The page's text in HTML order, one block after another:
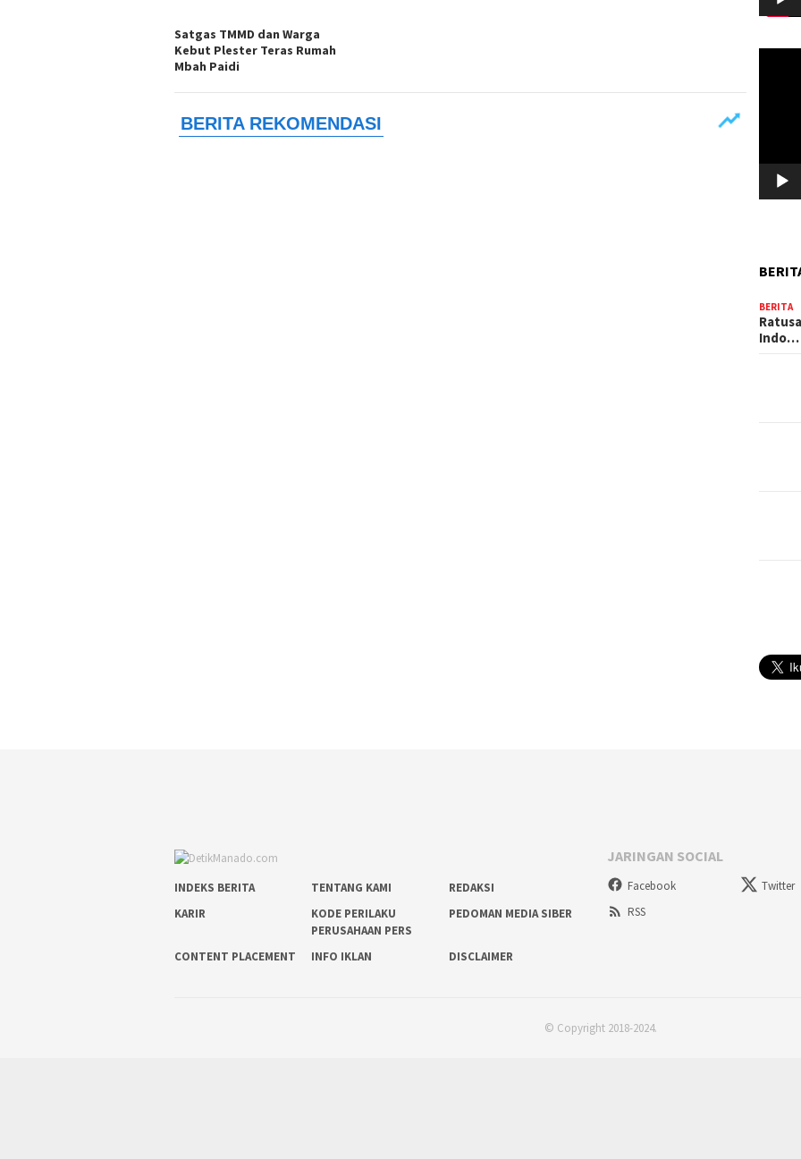
Satgas TMMD dan Warga
Kebut Plester Teras Rumah
Mbah Paidi
BERITA
Indo…
INDEKS BERITA TENTANG KAMI
REDAKSI
KARIR
KODE PERILAKU
PERUSAHAAN PERS
PEDOMAN MEDIA SIBER
CONTENT PLACEMENT INFO IKLAN DISCLAIMER
JARINGAN SOCIAL
Facebook Twitter
RSS
© Copyright 2018-2024.